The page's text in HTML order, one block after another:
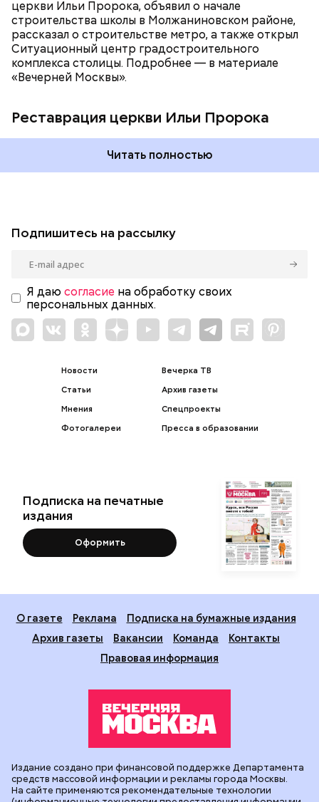
церкви Ильи Пророка, объявил о начале
строительства школы в Молжаниновском районе,
рассказал о строительстве метро, а также открыл
Ситуационный центр градостроительного
комплекса столицы. Подробнее — в материале
«Вечерней Москвы».
Реставрация церкви Ильи Пророка
Читать полностью
Подпишитесь на рассылку
Я даю согласие на обработку своих
персональных данных.
Новости
Статьи
Мнения
Фотогалереи
Вечерка ТВ
Архив газеты
Спецпроекты
Пресса в образовании
Подписка на печатные
издания
Оформить
О газете Реклама
Подписка на бумажные издания
Архив газеты
Вакансии Команда
Контакты
Правовая информация
Издание создано при финансовой поддержке Департамента
средств массовой информации и рекламы города Москвы.
На сайте применяются рекомендательные технологии